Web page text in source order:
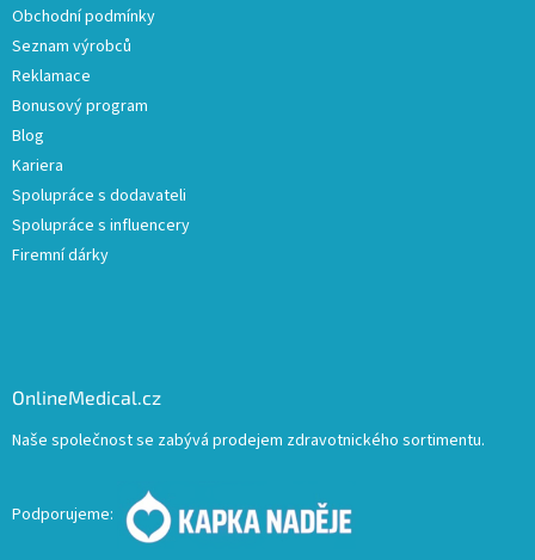
Obchodní podmínky
Seznam výrobců
Reklamace
Bonusový program
Blog
Kariera
Spolupráce s dodavateli
Spolupráce s influencery
Firemní dárky
OnlineMedical.cz
Naše společnost se zabývá prodejem zdravotnického sortimentu.
Podporujeme: